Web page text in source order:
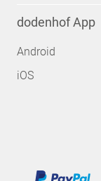
dodenhof App
Android
iOS